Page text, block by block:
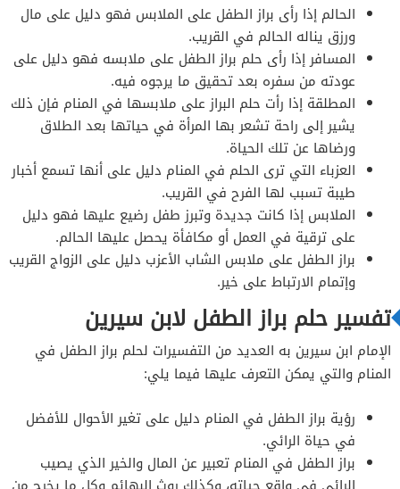
الحالم إذا رأى براز الطفل على الملابس فهو دليل على مال
ورزق يناله الحالم في القريب.
المسافر إذا رأى حلم براز الطفل على ملابسه فهو دليل على
عودته من سفره بعد تحقيق ما يرجوه فيه.
المطلقة إذا رأت حلم البراز على ملابسها في المنام فإن ذلك
يشير إلى راحة تشعر بها المرأة في حياتها بعد الطلاق
ورضاها عن تلك الحياة.
العزباء التي ترى الحلم في المنام دليل على أنها تسمع أخبار
طيبة تسبب لها الفرح في القريب.
الملابس إذا كانت جديدة وتبرز طفل رضيع عليها فهو دليل
على ترقية في العمل أو مكافأة يحصل عليها الحالم.
براز الطفل على ملابس الشاب الأعزب دليل على الزواج القريب
وإتمام الارتباط على خير.
تفسير حلم براز الطفل لابن سيرين
الإمام ابن سيرين به العديد من التفسيرات لحلم براز الطفل في
المنام والتي يمكن التعرف عليها فيما يلي:
رؤية براز الطفل في المنام دليل على تغير الأحوال للأفضل
في حياة الرائي.
براز الطفل في المنام تعبير عن المال والخير الذي يصيب